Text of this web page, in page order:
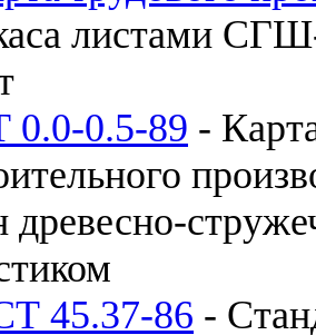
листами
0.0-0.5-89 -
древесно-
45.37-86 -